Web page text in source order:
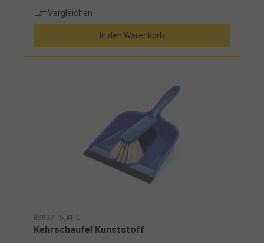
Vergleichen
In den Warenkorb
89937 - 5,41 €
Kehrschaufel Kunststoff